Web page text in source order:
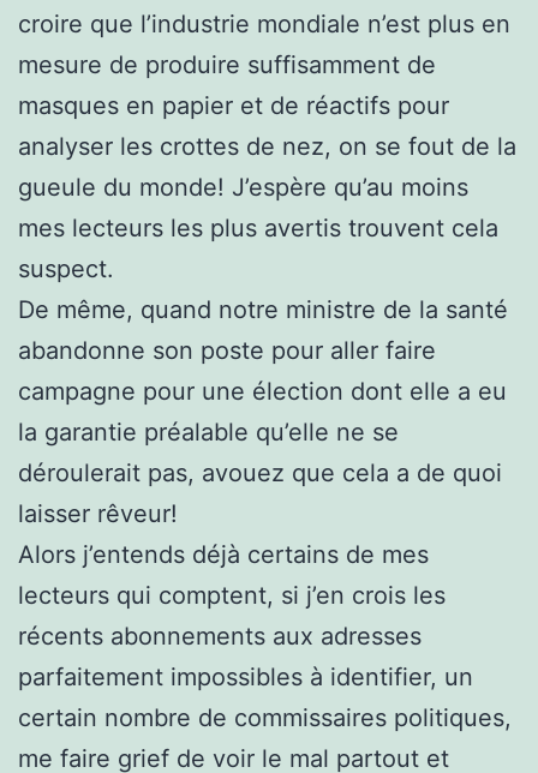
croire que l’industrie mondiale n’est plus en
mesure de produire suffisamment de
masques en papier et de réactifs pour
analyser les crottes de nez, on se fout de la
gueule du monde! J’espère qu’au moins
mes lecteurs les plus avertis trouvent cela
suspect.
De même, quand notre ministre de la santé
abandonne son poste pour aller faire
campagne pour une élection dont elle a eu
la garantie préalable qu’elle ne se
déroulerait pas, avouez que cela a de quoi
laisser rêveur!
Alors j’entends déjà certains de mes
lecteurs qui comptent, si j’en crois les
récents abonnements aux adresses
parfaitement impossibles à identifier, un
certain nombre de commissaires politiques,
me faire grief de voir le mal partout et